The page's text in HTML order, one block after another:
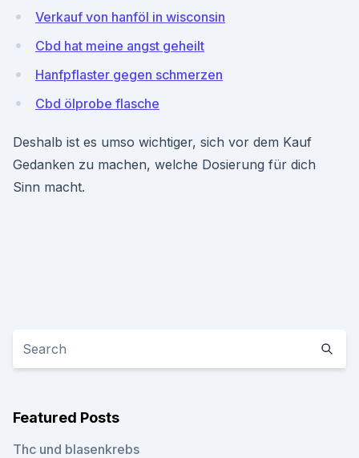
Verkauf von hanföl in wisconsin
Cbd hat meine angst geheilt
Hanfpflaster gegen schmerzen
Cbd ölprobe flasche
Deshalb ist es umso wichtiger, sich vor dem Kauf
Gedanken zu machen, welche Dosierung für dich
Sinn macht.
Featured Posts
Thc und blasenkrebs